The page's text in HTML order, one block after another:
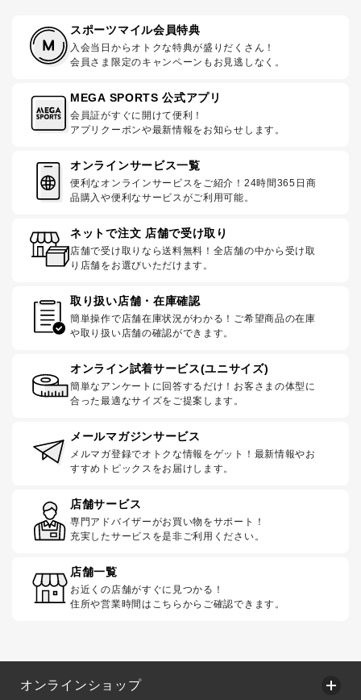
スポーツマイル会員特典
入会当日からオトクな特典が盛りだくさん！
会員さま限定のキャンペーンもお見逃しなく。
MEGA SPORTS 公式アプリ
会員証がすぐに開けて便利！
アプリクーポンや最新情報をお知らせします。
オンラインサービス一覧
便利なオンラインサービスをご紹介！24時間365日商
品購入や便利なサービスがご利用可能。
ネットで注文 店舗で受け取り
店舗で受け取りなら送料無料！全店舗の中から受け取
り店舗をお選びいただけます。
取り扱い店舗・在庫確認
簡単操作で店舗在庫状況がわかる！ご希望商品の在庫
や取り扱い店舗の確認ができます。
オンライン試着サービス(ユニサイズ)
簡単なアンケートに回答するだけ！お客さまの体型に
合った最適なサイズをご提案します。
メールマガジンサービス
メルマガ登録でオトクな情報をゲット！最新情報やお
すすめトピックスをお届けします。
店舗サービス
専門アドバイザーがお買い物をサポート！
充実したサービスを是非ご利用ください。
店舗一覧
お近くの店舗がすぐに見つかる！
住所や営業時間はこちらからご確認できます。
オンラインショップ